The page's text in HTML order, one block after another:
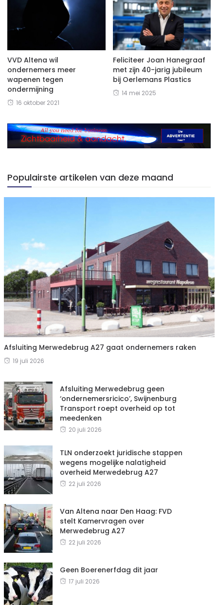
VVD Altena wil
ondernemers meer
wapenen tegen
ondermijning
16 oktober 2021
Feliciteer Joan Hanegraaf
met zijn 40-jarig jubileum
bij Oerlemans Plastics
14 mei 2025
Populairste artikelen van deze maand
Afsluiting Merwedebrug A27 gaat ondernemers raken
19 juli 2026
Afsluiting Merwedebrug geen
‘ondernemersricico’, Swijnenburg
Transport roept overheid op tot
meedenken
20 juli 2026
TLN onderzoekt juridische stappen
wegens mogelijke nalatigheid
overheid Merwedebrug A27
22 juli 2026
Van Altena naar Den Haag: FVD
stelt Kamervragen over
Merwedebrug A27
22 juli 2026
Geen Boerenerfdag dit jaar
17 juli 2026